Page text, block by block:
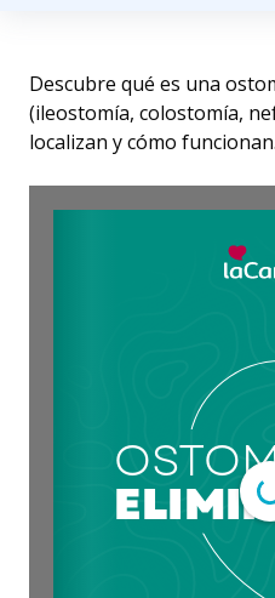
Descubre qué es una
(ileostomía, colostomía,
localizan y cómo
DearFlip:
Service ...